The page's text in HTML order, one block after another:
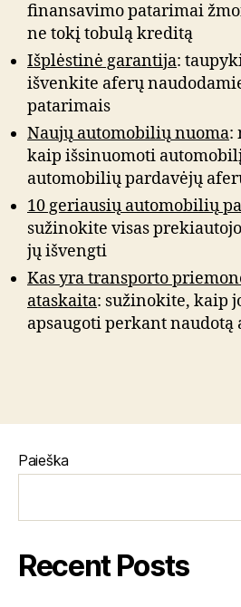
finansavimo patarimai
ne tokį tobulą kreditą
Išplėstinė garantija:
išvenkite aferų
patarimais
Naujų automobilių nuoma:
kaip išsinuomoti
automobilių pardavėjų
10 geriausių automobilių
sužinokite visas
jų išvengti
Kas yra transporto
ataskaita: sužinokite, kaip
apsaugoti perkant
Paieška
Recent Posts